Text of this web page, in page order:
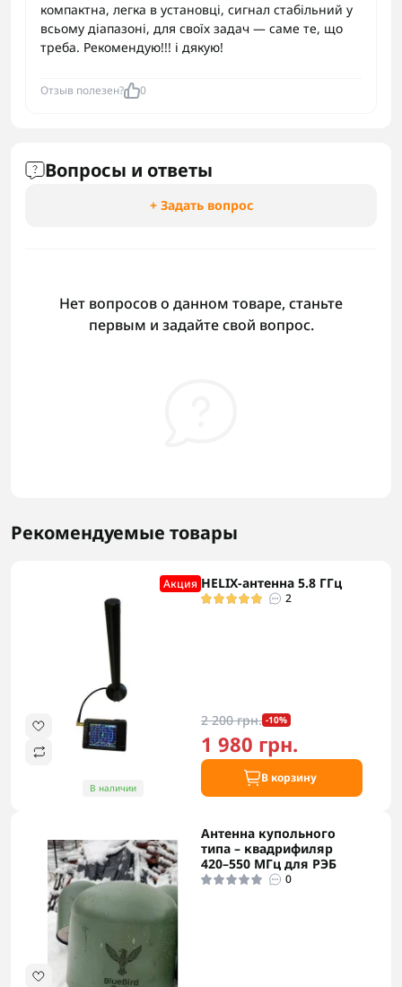
компактна, легка в установці, сигнал стабільний у
всьому діапазоні, для своїх задач — саме те, що
треба. Рекомендую!!! і дякую!
Отзыв полезен? 0
Вопросы и ответы
+ Задать вопрос
Нет вопросов о данном товаре, станьте
первым и задайте свой вопрос.
Рекомендуемые товары
Акция
В наличии
HELIX-антенна 5.8 ГГц
2
2 200 грн. -10%
1 980 грн.
В корзину
Антенна купольного
типа – квадрифиляр
420–550 МГц для РЭБ
0